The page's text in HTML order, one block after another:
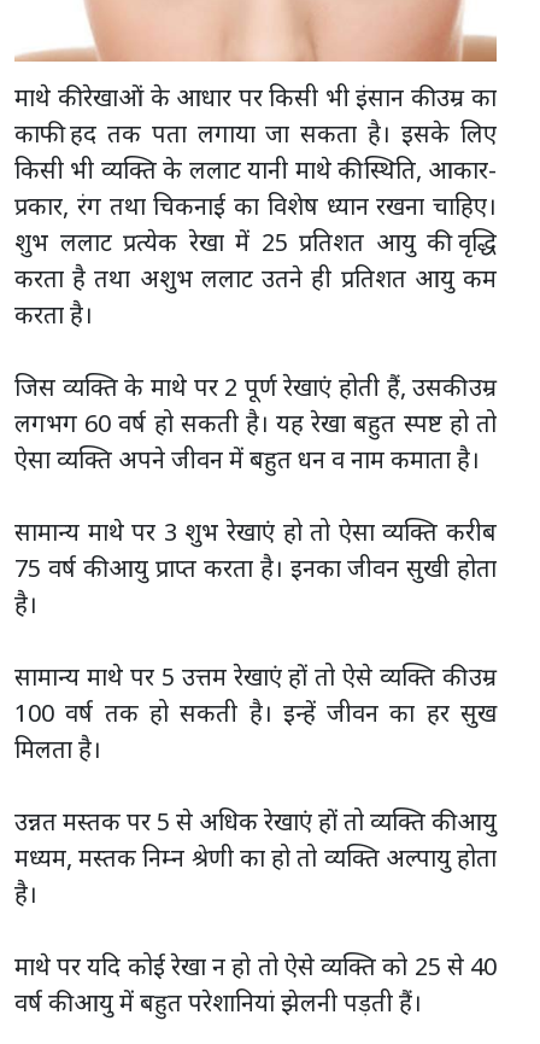
माथे की रेखाओं के आधार पर किसी भी इंसान की उम्र का
काफी हद तक पता लगाया जा सकता है। इसके लिए
किसी भी व्यक्ति के ललाट यानी माथे की स्थिति, आकार-
प्रकार, रंग तथा चिकनाई का विशेष ध्यान रखना चाहिए।
शुभ ललाट प्रत्येक रेखा में 25 प्रतिशत आयु की वृद्धि
करता है तथा अशुभ ललाट उतने ही प्रतिशत आयु कम
करता है।
जिस व्यक्ति के माथे पर 2 पूर्ण रेखाएं होती हैं, उसकी उम्र
लगभग 60 वर्ष हो सकती है। यह रेखा बहुत स्पष्ट हो तो
ऐसा व्यक्ति अपने जीवन में बहुत धन व नाम कमाता है।
सामान्य माथे पर 3 शुभ रेखाएं हो तो ऐसा व्यक्ति करीब
75 वर्ष की आयु प्राप्त करता है। इनका जीवन सुखी होता
है।
सामान्य माथे पर 5 उत्तम रेखाएं हों तो ऐसे व्यक्ति की उम्र
100 वर्ष तक हो सकती है। इन्हें जीवन का हर सुख
मिलता है।
उन्नत मस्तक पर 5 से अधिक रेखाएं हों तो व्यक्ति की आयु
मध्यम, मस्तक निम्न श्रेणी का हो तो व्यक्ति अल्पायु होता
है।
माथे पर यदि कोई रेखा न हो तो ऐसे व्यक्ति को 25 से 40
वर्ष की आयु में बहुत परेशानियां झेलनी पड़ती हैं।